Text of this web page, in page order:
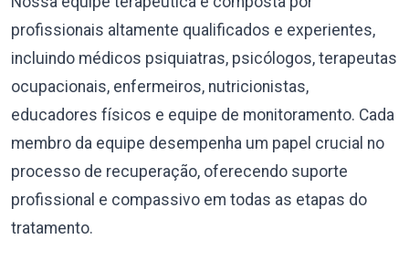
profissionais altamente qualificados e experientes,
incluindo médicos psiquiatras, psicólogos, terapeutas
ocupacionais, enfermeiros, nutricionistas,
educadores físicos e equipe de monitoramento. Cada
membro da equipe desempenha um papel crucial no
processo de recuperação, oferecendo suporte
profissional e compassivo em todas as etapas do
tratamento.